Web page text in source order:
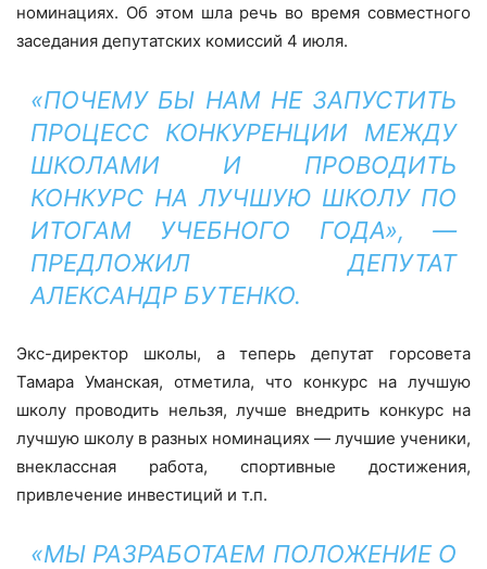
номинациях. Об этом шла речь во время совместного
заседания депутатских комиссий 4 июля.
«ПОЧЕМУ БЫ НАМ НЕ ЗАПУСТИТЬ
ПРОЦЕСС КОНКУРЕНЦИИ МЕЖДУ
ШКОЛАМИ И ПРОВОДИТЬ
КОНКУРС НА ЛУЧШУЮ ШКОЛУ ПО
ИТОГАМ УЧЕБНОГО ГОДА», —
ПРЕДЛОЖИЛ ДЕПУТАТ
АЛЕКСАНДР БУТЕНКО.
Экс-директор школы, а теперь депутат горсовета
Тамара Уманская, отметила, что конкурс на лучшую
школу проводить нельзя, лучше внедрить конкурс на
лучшую школу в разных номинациях — лучшие ученики,
внеклассная работа, спортивные достижения,
привлечение инвестиций и т.п.
«МЫ РАЗРАБОТАЕМ ПОЛОЖЕНИЕ О